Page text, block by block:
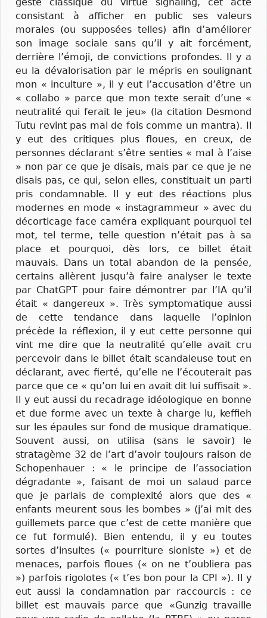
geste classique du virtue signaling, cet acte
consistant à afficher en public ses valeurs
morales (ou supposées telles) afin d’améliorer
son image sociale sans qu’il y ait forcément,
derrière l’émoji, de convictions profondes. Il y a
eu la dévalorisation par le mépris en soulignant
mon « inculture », il y eut l’accusation d’être un
« collabo » parce que mon texte serait d’une «
neutralité qui ferait le jeu» (la citation Desmond
Tutu revint pas mal de fois comme un mantra). Il
y eut des critiques plus floues, en creux, de
personnes déclarant s’être senties « mal à l’aise
» non par ce que je disais, mais par ce que je ne
disais pas, ce qui, selon elles, constituait un parti
pris condamnable. Il y eut des réactions plus
modernes en mode « instagrammeur » avec du
décorticage face caméra expliquant pourquoi tel
mot, tel terme, telle question n’était pas à sa
place et pourquoi, dès lors, ce billet était
mauvais. Dans un total abandon de la pensée,
certains allèrent jusqu’à faire analyser le texte
par ChatGPT pour faire démontrer par l’IA qu’il
était « dangereux ». Très symptomatique aussi
de cette tendance dans laquelle l’opinion
précède la réflexion, il y eut cette personne qui
vint me dire que la neutralité qu’elle avait cru
percevoir dans le billet était scandaleuse tout en
déclarant, avec fierté, qu’elle ne l’écouterait pas
parce que ce « qu’on lui en avait dit lui suffisait ».
Il y eut aussi du recadrage idéologique en bonne
et due forme avec un texte à charge lu, keffieh
sur les épaules sur fond de musique dramatique.
Souvent aussi, on utilisa (sans le savoir) le
stratagème 32 de l’art d’avoir toujours raison de
Schopenhauer : « le principe de l’association
dégradante », faisant de moi un salaud parce
que je parlais de complexité alors que des «
enfants meurent sous les bombes » (j’ai mit des
guillemets parce que c’est de cette manière que
ce fut formulé). Bien entendu, il y eu toutes
sortes d’insultes (« pourriture sioniste ») et de
menaces, parfois floues (« on ne t’oubliera pas
») parfois rigolotes (« t’es bon pour la CPI »). Il y
eut aussi la condamnation par raccourcis : ce
billet est mauvais parce que «Gunzig travaille